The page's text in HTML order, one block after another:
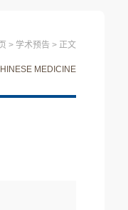
> 学术预告 > 正文
MEDICINE